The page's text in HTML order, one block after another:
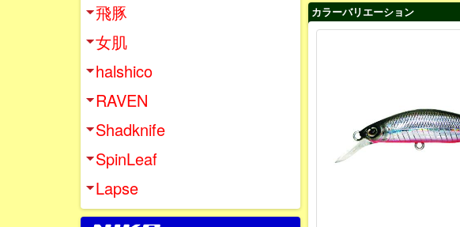
カラーバリエーション
飛豚
女肌
halshico
RAVEN
Shadknife
SpinLeaf
Lapse